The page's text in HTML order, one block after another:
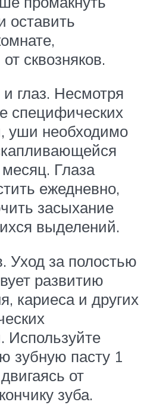
оставить
сквозняков.
глаз. Несмотря
специфических
уши необходимо
Глаза
ежедневно,
засыхание
выделений.
Уход за полостью
развитию
кариеса и других
Используйте
зубную пасту 1
от
зуба.